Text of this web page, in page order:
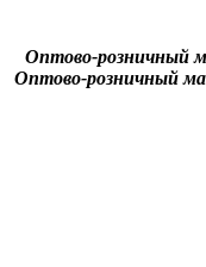
Оптово-розничный
Оптово-розничный